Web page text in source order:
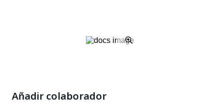
Añadir colaborador